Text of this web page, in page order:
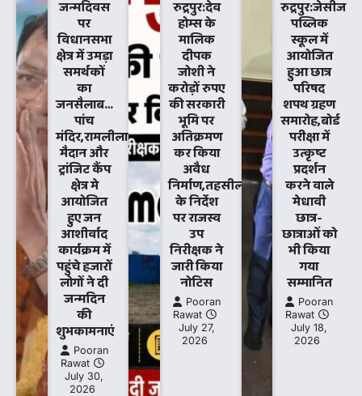
जन्मदिवस
पर
विधानसभा
क्षेत्र में उमड़ा
समर्थकों
का
जनसैलाब…
पांच
मंदिर,रामलीला
मैदान और
ट्रांजिट कैंप
क्षेत्र मे
आयोजित
हुए जन
आशीर्वाद
कार्यक्रम में
पहुंचे हजारों
लोगों ने दी
जन्मदिन
की
शुभकामनाएं
Pooran
Rawat
July 30,
2026
रुद्रपुर:देव
होम्स के
मालिक
दीपक
जोशी ने
करोड़ों रुपए
की सरकारी
भूमि पर
अतिक्रमण
कर किया
अवैध
निर्माण,तहसीलदार
के निर्देश
पर राजस्व
उप
निरीक्षक ने
जारी किया
नोटिस
Pooran
Rawat
July 27,
2026
रुद्रपुर:जेसीज
पब्लिक
स्कूल में
आयोजित
हुआ छात्र
परिषद
शपथ ग्रहण
समारोह,बोर्ड
परीक्षा में
उत्कृष्ट
प्रदर्शन
करने वाले
मेधावी
छात्र-
छात्राओं को
भी किया
गया
सम्मानित
Pooran
Rawat
July 18,
2026